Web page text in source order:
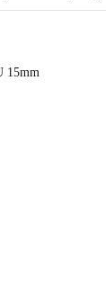
15mm